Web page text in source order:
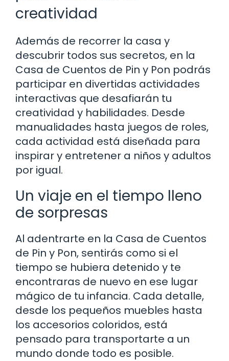
creatividad
Además de recorrer la casa y
descubrir todos sus secretos, en la
Casa de Cuentos de Pin y Pon podrás
participar en divertidas actividades
interactivas que desafiarán tu
creatividad y habilidades. Desde
manualidades hasta juegos de roles,
cada actividad está diseñada para
inspirar y entretener a niños y adultos
por igual.
Un viaje en el tiempo lleno
de sorpresas
Al adentrarte en la Casa de Cuentos
de Pin y Pon, sentirás como si el
tiempo se hubiera detenido y te
encontraras de nuevo en ese lugar
mágico de tu infancia. Cada detalle,
desde los pequeños muebles hasta
los accesorios coloridos, está
pensado para transportarte a un
mundo donde todo es posible.